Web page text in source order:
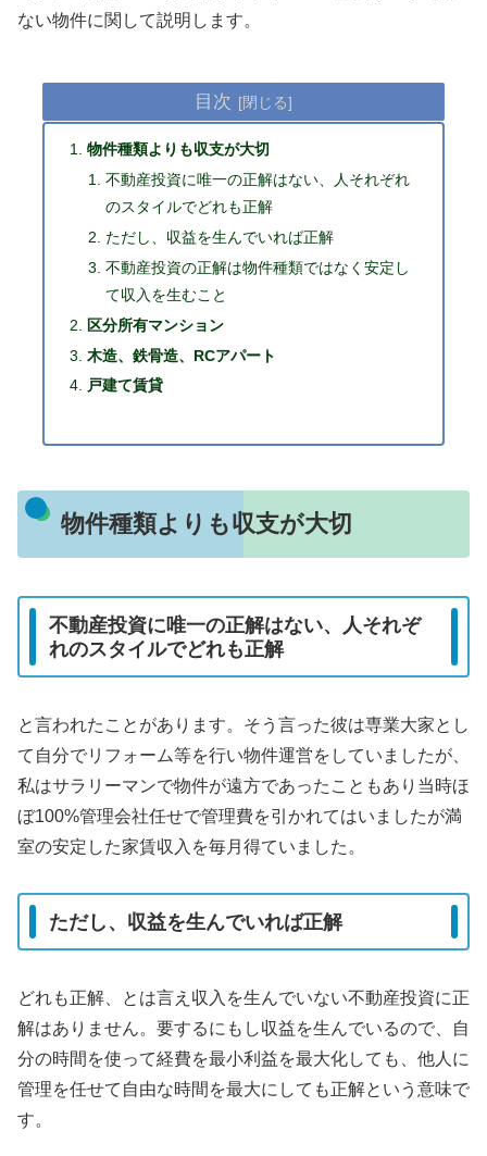
ない物件に関して説明します。
目次
物件種類よりも収支が大切
不動産投資に唯一の正解はない、人それぞれ
のスタイルでどれも正解
ただし、収益を生んでいれば正解
不動産投資の正解は物件種類ではなく安定し
て収入を生むこと
区分所有マンション
木造、鉄骨造、RCアパート
戸建て賃貸
物件種類よりも収支が大切
不動産投資に唯一の正解はない、人それぞ
れのスタイルでどれも正解
と言われたことがあります。そう言った彼は専業大家とし
て自分でリフォーム等を行い物件運営をしていましたが、
私はサラリーマンで物件が遠方であったこともあり当時ほ
ぼ100%管理会社任せで管理費を引かれてはいましたが満
室の安定した家賃収入を毎月得ていました。
ただし、収益を生んでいれば正解
どれも正解、とは言え収入を生んでいない不動産投資に正
解はありません。要するにもし収益を生んでいるので、自
分の時間を使って経費を最小利益を最大化しても、他人に
管理を任せて自由な時間を最大にしても正解という意味で
す。